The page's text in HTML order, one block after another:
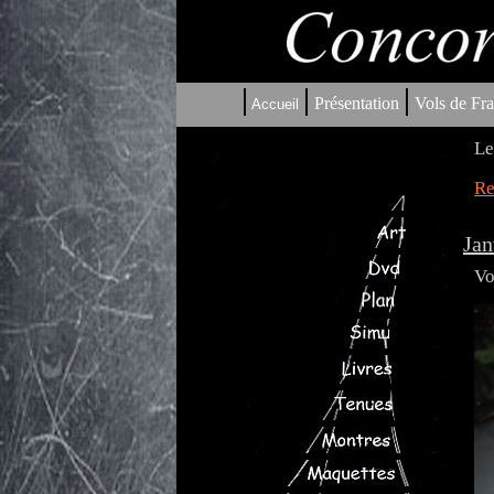
| Accueil | Présentation | Vols de